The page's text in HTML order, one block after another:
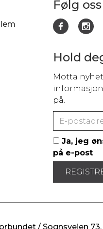
Følg oss
Hold
Motta
på.
Ja, jeg
på e-post
/ Sognsveien